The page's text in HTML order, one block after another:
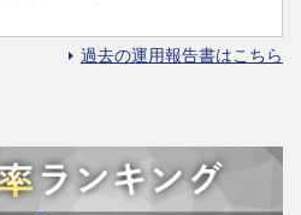
過去の運用報告書はこちら